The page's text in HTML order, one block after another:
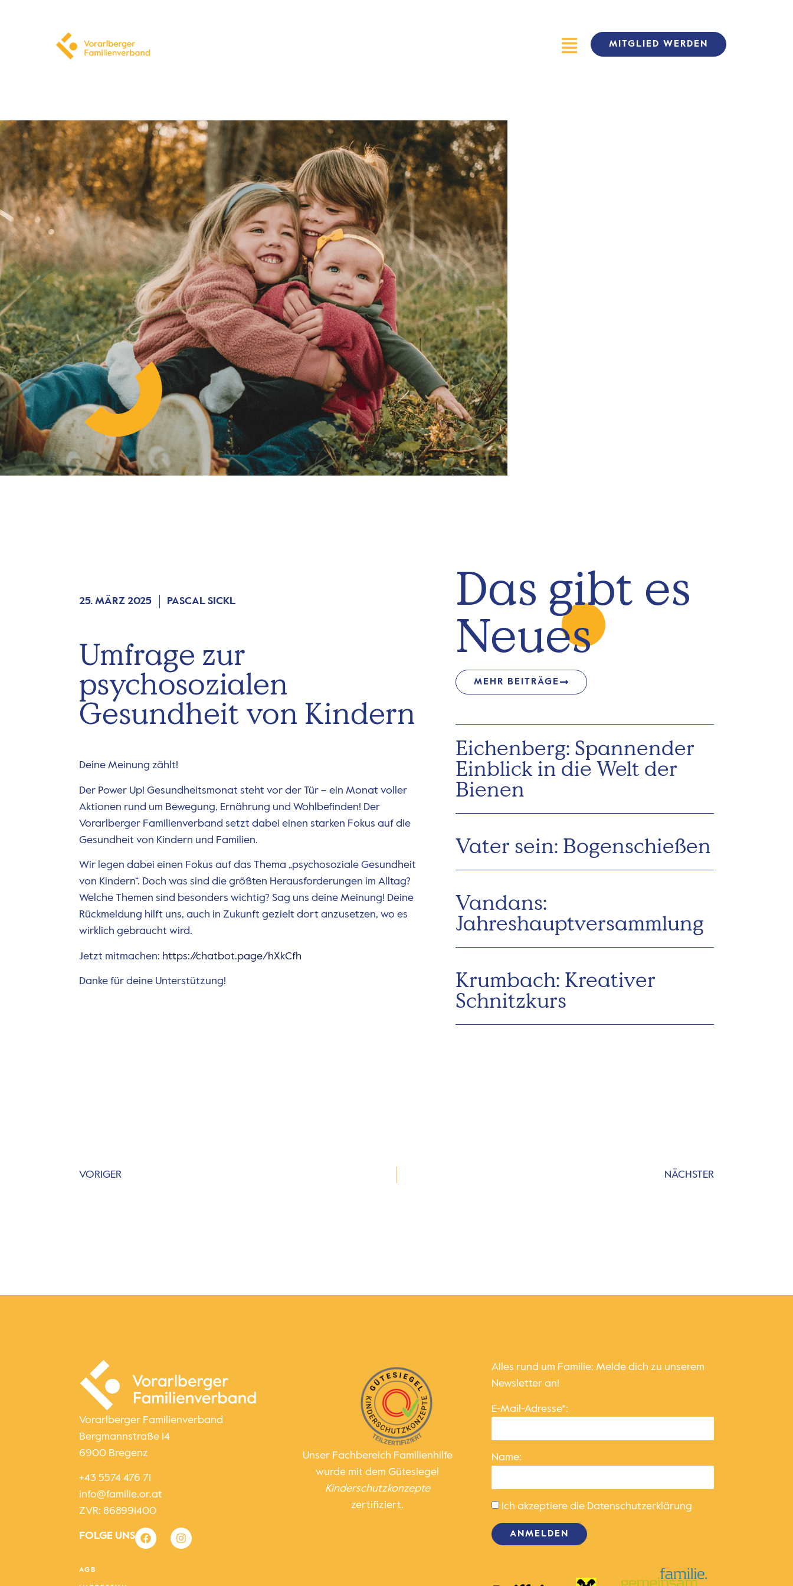
MITGLIED WERDEN
25. MÄRZ 2025 PASCAL SICKL
Umfrage zur
psychosozialen
Gesundheit von Kindern
Deine Meinung zählt!
Der Power Up! Gesundheitsmonat steht vor der Tür – ein Monat voller
Aktionen rund um Bewegung, Ernährung und Wohlbefinden! Der
Vorarlberger Familienverband setzt dabei einen starken Fokus auf die
Gesundheit von Kindern und Familien.
Wir legen dabei einen Fokus auf das Thema „psychosoziale Gesundheit
von Kindern“. Doch was sind die größten Herausforderungen im Alltag?
Welche Themen sind besonders wichtig? Sag uns deine Meinung! Deine
Rückmeldung hilft uns, auch in Zukunft gezielt dort anzusetzen, wo es
wirklich gebraucht wird.
Jetzt mitmachen: https://chatbot.page/hXkCfh
Danke für deine Unterstützung!
Das gibt es
Neues
MEHR BEITRÄGE
Eichenberg: Spannender
Einblick in die Welt der
Bienen
Vater sein: Bogenschießen
Vandans:
Jahreshauptversammlung
Krumbach: Kreativer
Schnitzkurs
VORIGER NÄCHSTER
Vorarlberger Familienverband
Bergmannstraße 14
6900 Bregenz
+43 5574 476 71
info@familie.or.at
ZVR: 868991400
FOLGE UNS
AGB
Unser Fachbereich Familienhilfe
wurde mit dem Gütesiegel
Kinder­schutz­konzepte
zertifiziert.
Alles rund um Familie: Melde dich zu unserem
Newsletter an!
E-Mail-Adresse*:
Name:
Ich akzeptiere die Datenschutzerklärung